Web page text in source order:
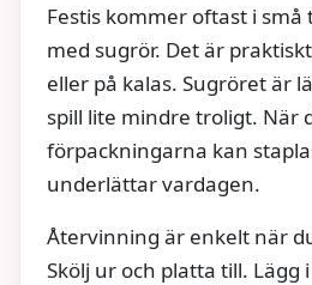
Festis kommer oftast i
med sugrör. Det är
eller på kalas. Sugröret är
spill lite mindre troligt. När
förpackningarna kan
underlättar vardagen.
Återvinning är enkelt när
Skölj ur och platta till.